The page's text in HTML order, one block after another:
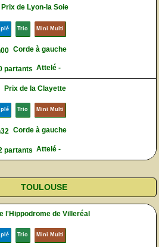
Prix de Lyon-la Soie
Trio Mini Multi
Corde à gauche
partants Attelé -
Prix de la Clayette
Trio Mini Multi
Corde à gauche
partants Attelé -
TOULOUSE
l'Hippodrome de Villeréal
Trio Mini Multi